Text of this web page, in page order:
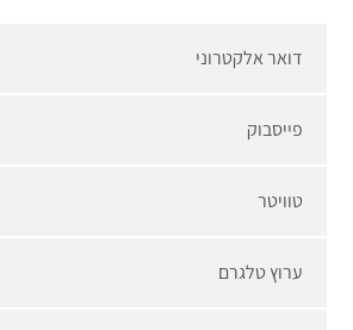
דואר אלקטרוני
פייסבוק
טוויטר
ערוץ טלגרם